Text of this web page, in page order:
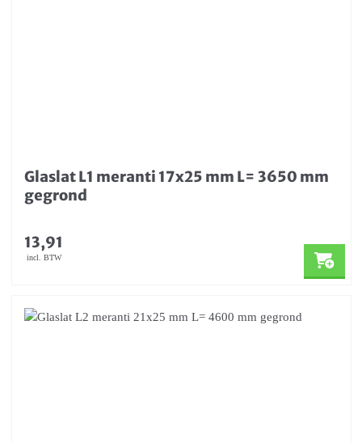
Glaslat L1 meranti 17x25 mm L= 3650 mm
gegrond
13,91
incl. BTW